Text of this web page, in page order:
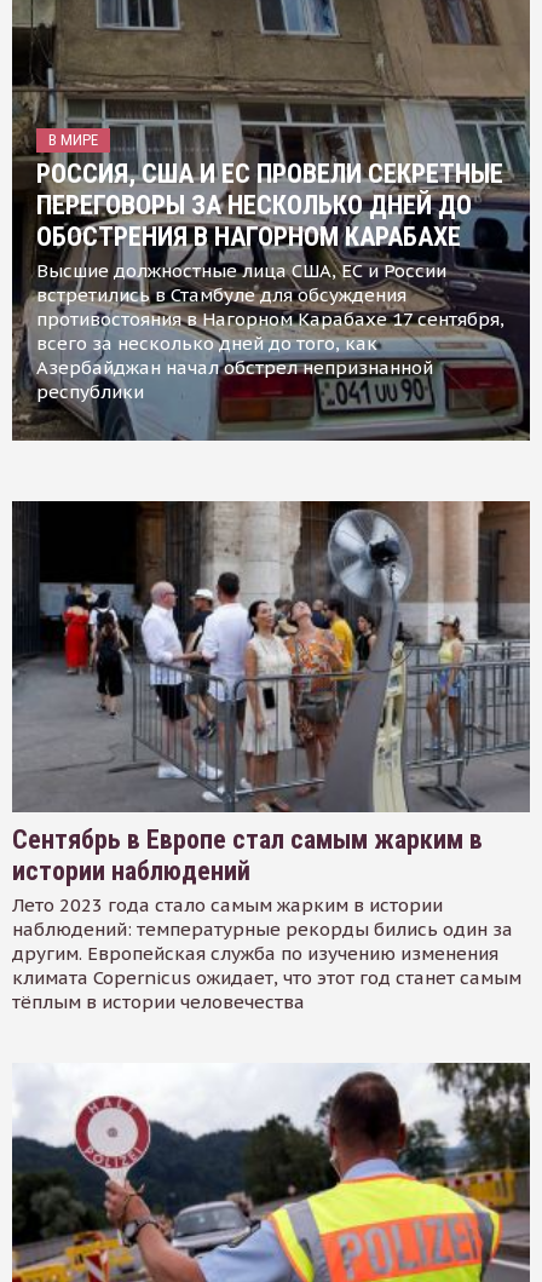
В МИРЕ
РОССИЯ, США И ЕС ПРОВЕЛИ СЕКРЕТНЫЕ
ПЕРЕГОВОРЫ ЗА НЕСКОЛЬКО ДНЕЙ ДО
ОБОСТРЕНИЯ В НАГОРНОМ КАРАБАХЕ
Высшие должностные лица США, ЕС и России
встретились в Стамбуле для обсуждения
противостояния в Нагорном Карабахе 17 сентября,
всего за несколько дней до того, как
Азербайджан начал обстрел непризнанной
республики
Сентябрь в Европе стал самым жарким в
истории наблюдений
Лето 2023 года стало самым жарким в истории
наблюдений: температурные рекорды бились один за
другим. Европейская служба по изучению изменения
климата Copernicus ожидает, что этот год станет самым
тёплым в истории человечества